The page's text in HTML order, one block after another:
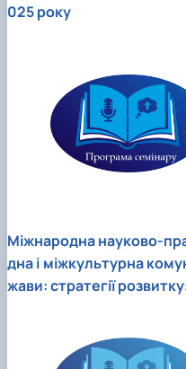
025 року
Міжнародна науково-
дна і міжкультурна
жави: стратегії